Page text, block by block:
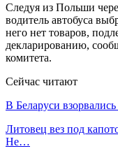
Следуя из Польши
водитель автобуса
него нет товаров,
декларированию,
комитета.
Сейчас читают
В Беларуси
Литовец вез под
Не…